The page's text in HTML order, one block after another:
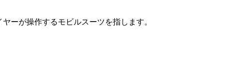
が操作するモビルスーツを指します。